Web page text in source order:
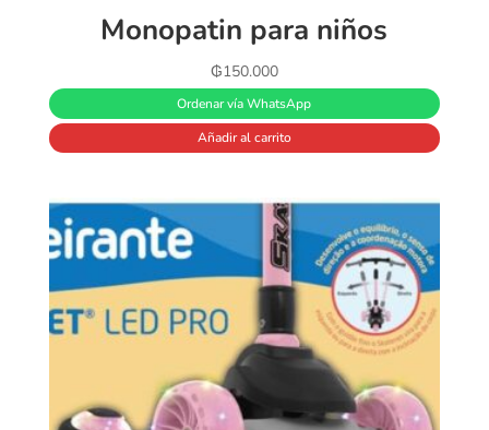
Monopatin para niños
₲150.000
Ordenar vía WhatsApp
Añadir al carrito